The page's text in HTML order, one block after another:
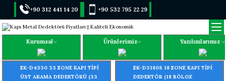
+90 312 441 14 20 +90 532 795 22 29
Kurumsal Ürünlerimiz Yazılımlarımız
ZK-D4330 33 ZONE KAPI TİPİ
ÜST ARAMA DEDEKTÖRÜ (33
ZK-D3180S 18 ZONE KAPI TİPİ
DEDEKTÖR (18 BÖLGE